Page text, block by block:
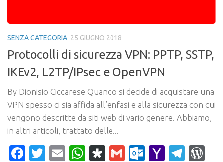
SENZA CATEGORIA 25 GIUGNO 2018
Protocolli di sicurezza VPN: PPTP, SSTP,
IKEv2, L2TP/IPsec e OpenVPN
By Dionisio Ciccarese Quando si decide di acquistare una
VPN spesso ci sia affida all’enfasi e alla sicurezza con cui
vengono descritte da siti web di vario genere. Abbiamo,
in altri articoli, trattato delle...
Facebook
Twitter
EmailWhatsApp
Diaspora
Gmail Yahoo